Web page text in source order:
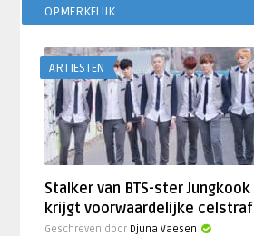
OPMERKELIJK
ARTIESTEN
Stalker van BTS-ster Jungkook
krijgt voorwaardelijke celstraf
Geschreven door Djuna Vaesen